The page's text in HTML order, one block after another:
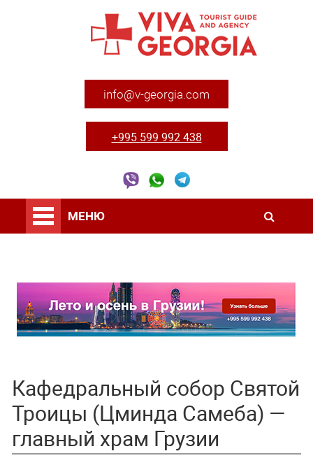
info@v-georgia.com
+995 599 992 438
МЕНЮ
Кафедральный собор Святой
Троицы (Цминда Самеба) —
главный храм Грузии